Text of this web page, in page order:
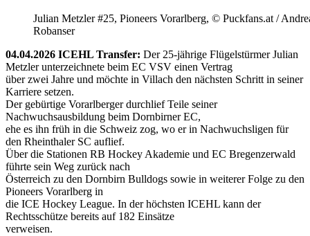
Julian Metzler #25, Pioneers Vorarlberg, © Puckfans.at /
Robanser
04.04.2026 ICEHL Transfer: Der 25-jährige Flügelstürmer Julian
Metzler unterzeichnete beim EC VSV einen Vertrag
über zwei Jahre und möchte in Villach den nächsten Schritt in seiner
Karriere setzen.
Der gebürtige Vorarlberger durchlief Teile seiner
Nachwuchsausbildung beim Dornbirner EC,
ehe es ihn früh in die Schweiz zog, wo er in Nachwuchsligen für
den Rheinthaler SC auflief.
Über die Stationen RB Hockey Akademie und EC Bregenzerwald
führte sein Weg zurück nach
Österreich zu den Dornbirn Bulldogs sowie in weiterer Folge zu den
Pioneers Vorarlberg in
die ICE Hockey League. In der höchsten ICEHL kann der
Rechtsschütze bereits auf 182 Einsätze
verweisen.